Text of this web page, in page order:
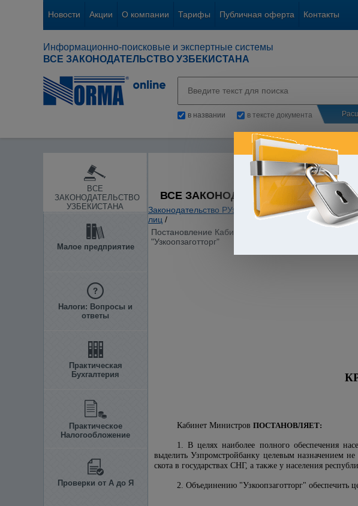
Новости Акции О компании Тарифы Публичная оферта Контакты
Информационно-поисковые и экспертные системы
ВСЕ ЗАКОНОДАТЕЛЬСТВО УЗБЕКИСТАНА
в названии в тексте документа
ВСЕ
ЗАКОНОДАТЕЛЬСТВО
УЗБЕКИСТАНА
Малое предприятие
Налоги: Вопросы и
ответы
Практическая
Бухгалтерия
Практическое
Налогообложение
Проверки от А до Я
ВСЕ ЗАКОНОДАТЕЛЬСТВО
Законодательство РУз Банки. Кредитование.
лиц /
Постановление Кабинета Министров Республики
"Узкоопзаготторг"
Кабинет Министров ПОСТАНОВЛЯЕТ:
1. В целях наиболее полного обеспечения
выделить Узпромстройбанку целевым назначением
скота в государствах СНГ, а также у населения
2. Объединению "Узкоопзаготторг" обеспечить